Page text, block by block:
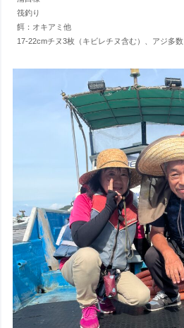
筏釣り
餌：オキアミ他
17-22cmチヌ3枚（キビレチヌ含む）、アジ多数